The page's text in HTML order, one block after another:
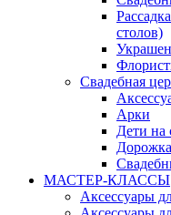
столов)
Свадебная
Арки
Дети на
МАСТЕР-КЛАССЫ
Аксессуары